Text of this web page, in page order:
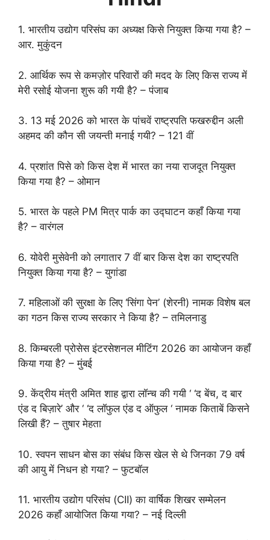
1. भारतीय उद्योग परिसंघ का अध्यक्ष किसे नियुक्त किया गया है? –
आर. मुकुंदन
2. आर्थिक रूप से कमज़ोर परिवारों की मदद के लिए किस राज्य में
मेरी रसोई योजना शुरू की गयी है? – पंजाब
3. 13 मई 2026 को भारत के पांचवें राष्ट्रपति फखरुद्दीन अली
अहमद की कौन सी जयन्ती मनाई गयी? – 121 वीं
4. प्रशांत पिसे को किस देश में भारत का नया राजदूत नियुक्त
किया गया है? – ओमान
5. भारत के पहले PM मित्र पार्क का उद्घाटन कहाँ किया गया
है? – वारंगल
6. योवेरी मुसेवेनी को लगातार 7 वीं बार किस देश का राष्ट्रपति
नियुक्त किया गया है? – युगांडा
7. महिलाओं की सुरक्षा के लिए ‘सिंगा पेन’ (शेरनी) नामक विशेष बल
का गठन किस राज्य सरकार ने किया है? – तमिलनाडु
8. किम्बरली प्रोसेस इंटरसेशनल मीटिंग 2026 का आयोजन कहाँ
किया गया है? – मुंबई
9. केंद्रीय मंत्री अमित शाह द्वारा लॉन्च की गयी ‘ ‘द बेंच, द बार
एंड द बिज़ारे’ और ‘ ‘द लॉफुल एंड द ऑफुल ‘ नामक किताबें किसने
लिखी हैं? – तुषार मेहता
10. स्वपन साधन बोस का संबंध किस खेल से थे जिनका 79 वर्ष
की आयु में निधन हो गया? – फुटबॉल
11. भारतीय उद्योग परिसंघ (CII) का वार्षिक शिखर सम्मेलन
2026 कहाँ आयोजित किया गया? – नई दिल्ली